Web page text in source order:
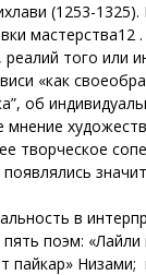
(1253-
реалий того
«как
”, об
творческое
в
поэм:
пайкар» Низами;